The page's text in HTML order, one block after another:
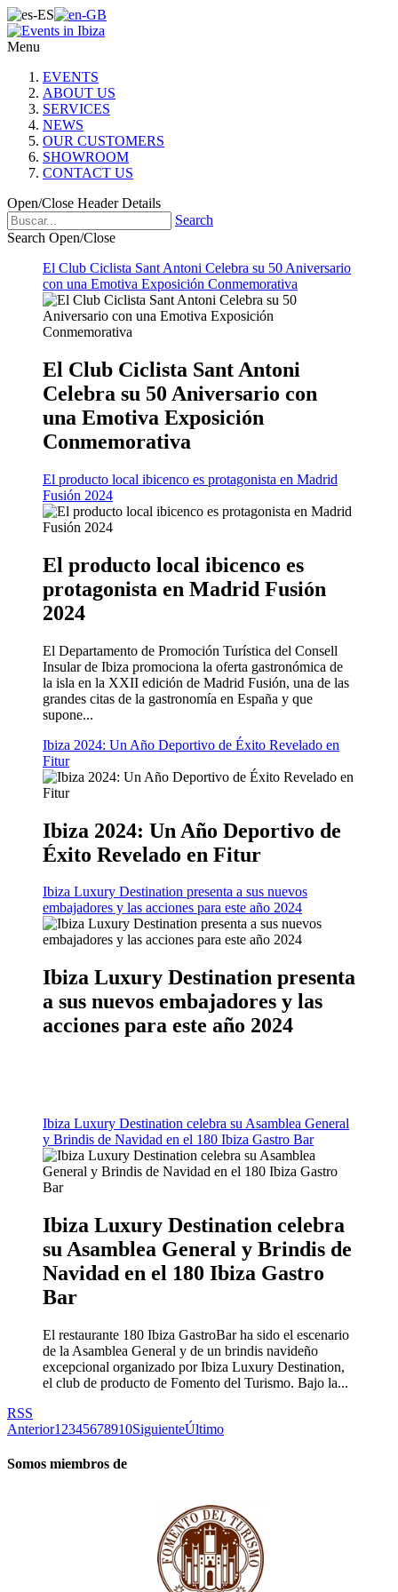
Menu
EVENTS
ABOUT US
SERVICES
NEWS
OUR CUSTOMERS
SHOWROOM
CONTACT US
Open/Close Header Details
Search
Search Open/Close
El Club Ciclista Sant Antoni Celebra su 50 Aniversario
con una Emotiva Exposición Conmemorativa
El Club Ciclista Sant Antoni
Celebra su 50 Aniversario con
una Emotiva Exposición
Conmemorativa
El producto local ibicenco es protagonista en Madrid
Fusión 2024
El producto local ibicenco es
protagonista en Madrid Fusión
2024
El Departamento de Promoción Turística del Consell
Insular de Ibiza promociona la oferta gastronómica de
la isla en la XXII edición de Madrid Fusión, una de las
grandes citas de la gastronomía en España y que
supone...
Ibiza 2024: Un Año Deportivo de Éxito Revelado en
Fitur
Ibiza 2024: Un Año Deportivo de
Éxito Revelado en Fitur
Ibiza Luxury Destination presenta a sus nuevos
embajadores y las acciones para este año 2024
Ibiza Luxury Destination presenta
a sus nuevos embajadores y las
acciones para este año 2024
Ibiza Luxury Destination celebra su Asamblea General
y Brindis de Navidad en el 180 Ibiza Gastro Bar
Ibiza Luxury Destination celebra
su Asamblea General y Brindis de
Navidad en el 180 Ibiza Gastro
Bar
El restaurante 180 Ibiza GastroBar ha sido el escenario
de la Asamblea General y de un brindis navideño
excepcional organizado por Ibiza Luxury Destination,
el club de producto de Fomento del Turismo. Bajo la...
RSS
Anterior1 2345678910SiguienteÚltimo
Somos miembros de